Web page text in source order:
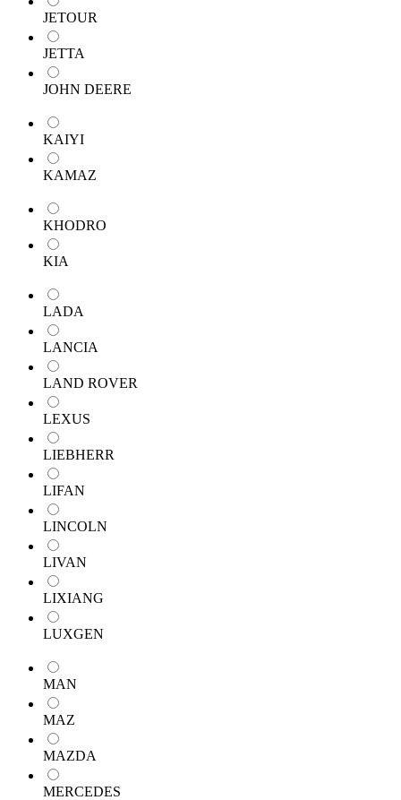
JETOUR
JETTA
JOHN DEERE
KAIYI
KAMAZ
KHODRO
KIA
LADA
LANCIA
LAND ROVER
LEXUS
LIEBHERR
LIFAN
LINCOLN
LIVAN
LIXIANG
LUXGEN
MAN
MAZ
MAZDA
MERCEDES